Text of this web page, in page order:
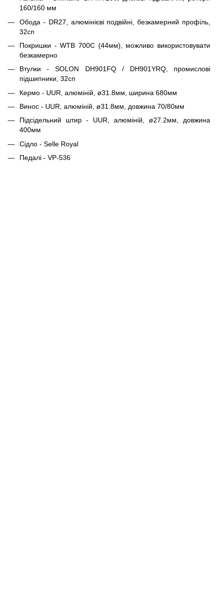
160/160 мм
Обода - DR27, алюмінієві подвійні, безкамерний профіль,
32сп
Покришки - WTB 700C (44мм), можливо використовувати
безкамерно
Втулки - SOLON DH901FQ / DH901YRQ, промислові
підшипники, 32сп
Кермо - UUR, алюміній, ø31.8мм, ширина 680мм
Винос - UUR, алюміній, ø31.8мм, довжина 70/80мм
Підсідельний штир - UUR, алюміній, ø27.2мм, довжина
400мм
Сідло - Selle Royal
Педалі - VP-536